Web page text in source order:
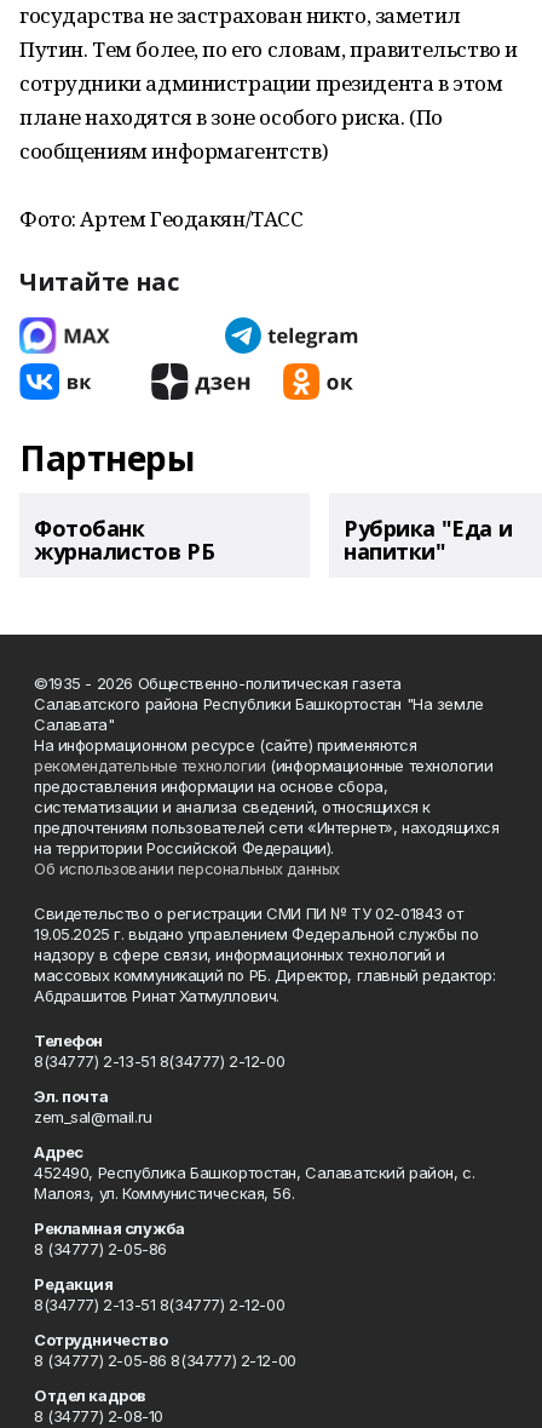
государства не застрахован никто, заметил
Путин. Тем более, по его словам, правительство и
сотрудники администрации президента в этом
плане находятся в зоне особого риска. (По
сообщениям информагентств)
Фото: Артем Геодакян/ТАСС
Читайте нас
Партнеры
Фотобанк
журналистов РБ
Рубрика "Еда и
напитки"
©1935 - 2026 Общественно-политическая газета
Салаватского района Республики Башкортостан "На земле
Салавата"
На информационном ресурсе (сайте) применяются
рекомендательные технологии (информационные технологии
предоставления информации на основе сбора,
систематизации и анализа сведений, относящихся к
предпочтениям пользователей сети «Интернет», находящихся
на территории Российской Федерации).
Об использовании персональных данных
Свидетельство о регистрации СМИ ПИ № ТУ 02-01843 от
19.05.2025 г. выдано управлением Федеральной службы по
надзору в сфере связи, информационных технологий и
массовых коммуникаций по РБ. Директор, главный редактор:
Абдрашитов Ринат Хатмуллович.
Телефон
8(34777) 2-13-51 8(34777) 2-12-00
Эл. почта
zem_sal@mail.ru
Адрес
452490, Республика Башкортостан, Салаватский район, с.
Малояз, ул. Коммунистическая, 56.
Рекламная служба
8 (34777) 2-05-86
Редакция
8(34777) 2-13-51 8(34777) 2-12-00
Сотрудничество
8 (34777) 2-05-86 8(34777) 2-12-00
Отдел кадров
8 (34777) 2-08-10